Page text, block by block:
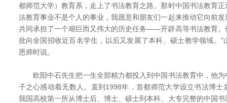
都师范大学）教育系，走上了书法教育之路。那时中国书法教育
法教育事业不是个人的事业，我愿意和朋友们一起来推动它向前
共同承担了一个艰巨而又伟大的历史任务——开辟高等书法教育。
批向全国招收近百名学生，以后又发展了本科、硕士教学领域。
恩师时说。
欧阳中石先生把一生全部精力都投入到中国书法教育中，他为
子之心感动着无数人。直到1998年，首都师范大学设立书法博士
我国高校第一所从博士后、博士、硕士到本科、大专完整的中国